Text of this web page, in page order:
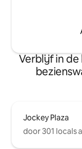
Verblijf in
Jockey Plaza
door 301 locals